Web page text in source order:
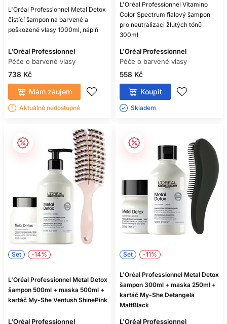
L'Oréal Professionnel Metal Detox
čistící šampon na barvené a
poškozené vlasy 1000ml, náplň
L'Oréal Professionnel
Péče o barvené vlasy
738 Kč
Mám záujem
Aktuálně nedostupné
L'Oréal Professionnel Vitamino
Color Spectrum fialový šampon
pro neutralizaci žlutých tónů
300ml
L'Oréal Professionnel
Péče o barvené vlasy
558 Kč
Koupit
Skladem ㅤ
Set -14%
L'Oréal Professionnel Metal Detox
šampon 500ml + maska 500ml +
kartáč My-She Ventush ShinePink
L'Oréal Professionnel
Set -11%
L'Oréal Professionnel Metal Detox
šampon 300ml + maska 250ml +
kartáč My-She Detangela
MattBlack
L'Oréal Professionnel